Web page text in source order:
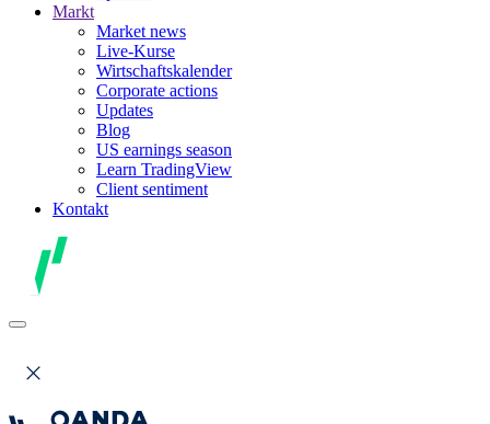
Markt
Market news
Live-Kurse
Wirtschaftskalender
Corporate actions
Updates
Blog
US earnings season
Learn TradingView
Client sentiment
Kontakt